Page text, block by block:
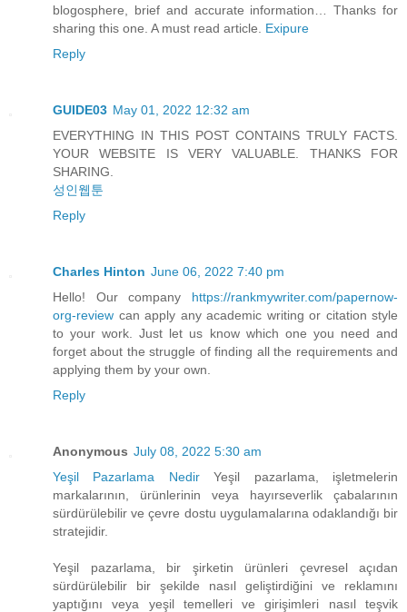
blogosphere, brief and accurate information… Thanks for
sharing this one. A must read article. Exipure
Reply
GUIDE03 May 01, 2022 12:32 am
EVERYTHING IN THIS POST CONTAINS TRULY FACTS.
YOUR WEBSITE IS VERY VALUABLE. THANKS FOR
SHARING.
성인웹툰
Reply
Charles Hinton June 06, 2022 7:40 pm
Hello! Our company https://rankmywriter.com/papernow-
org-review can apply any academic writing or citation style
to your work. Just let us know which one you need and
forget about the struggle of finding all the requirements and
applying them by your own.
Reply
Anonymous July 08, 2022 5:30 am
Yeşil Pazarlama NedirYeşil pazarlama, işletmelerin
markalarının, ürünlerinin veya hayırseverlik çabalarının
sürdürülebilir ve çevre dostu uygulamalarına odaklandığı bir
stratejidir.
Yeşil pazarlama, bir şirketin ürünleri çevresel açıdan
sürdürülebilir bir şekilde nasıl geliştirdiğini ve reklamını
yaptığını veya yeşil temelleri ve girişimleri nasıl teşvik